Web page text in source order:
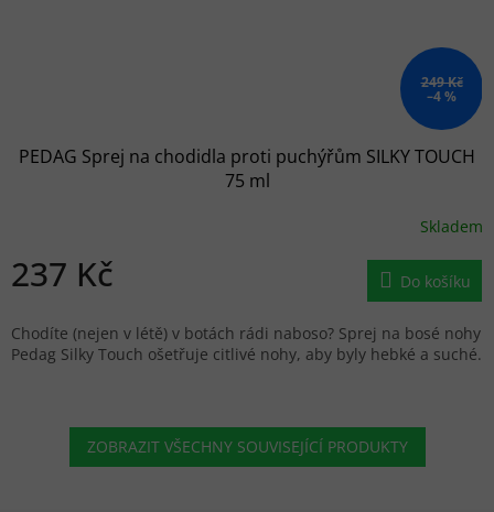
249 Kč
–4 %
PEDAG Sprej na chodidla proti puchýřům SILKY TOUCH
75 ml
Skladem
237 Kč Do košíku
Chodíte (nejen v létě) v botách rádi naboso? Sprej na bosé nohy
Pedag Silky Touch ošetřuje citlivé nohy, aby byly hebké a suché.
ZOBRAZIT VŠECHNY SOUVISEJÍCÍ PRODUKTY